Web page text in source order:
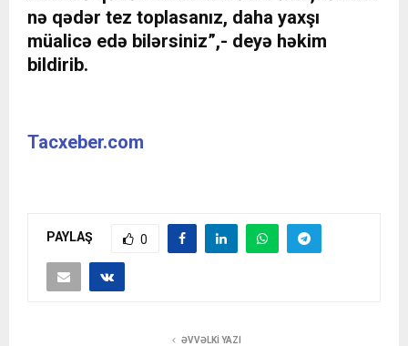
nə qədər tez toplasanız, daha yaxşı
müalicə edə bilərsiniz”,- deyə həkim
bildirib.
Tacxeber.com
PAYLAŞ 0
ƏVVƏLKI YAZI